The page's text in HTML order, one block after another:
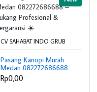
CV SAHABAT INDO GRUB
Pasang Kanopi Murah
Medan 082272686688
– Tukang Profesional &
Bergaransi ☀️
Rp0,00